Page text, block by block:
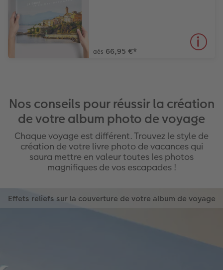
dès 66,95 €*
Nos conseils pour réussir la création
de votre album photo de voyage
Chaque voyage est différent. Trouvez le style de
création de votre livre photo de vacances qui
saura mettre en valeur toutes les photos
magnifiques de vos escapades !